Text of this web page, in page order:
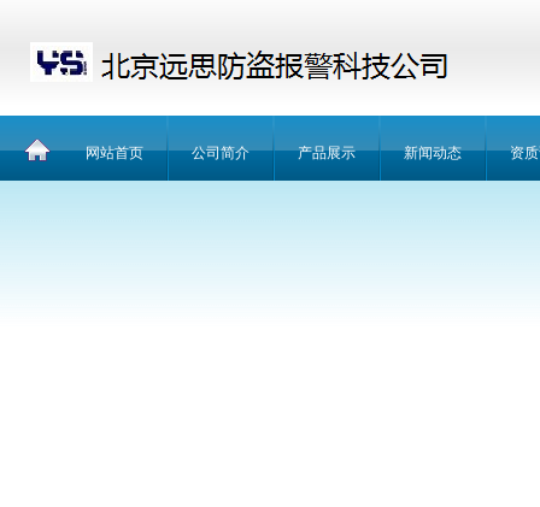
网站首页 公司简介 产品展示 新闻动态 资